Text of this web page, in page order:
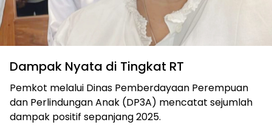
Dampak Nyata di Tingkat RT
Pemkot melalui Dinas Pemberdayaan Perempuan
dan Perlindungan Anak (DP3A) mencatat sejumlah
dampak positif sepanjang 2025.